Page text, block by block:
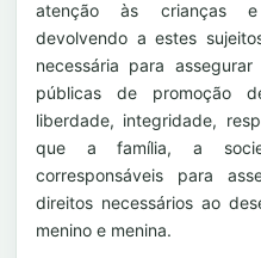
atenção às crianças e
devolvendo a estes
necessária para
públicas de promoção
liberdade, integridade,
que a família, a
corresponsáveis para
direitos necessários ao
menino e menina.